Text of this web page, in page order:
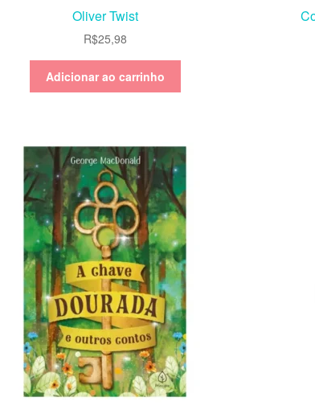
Oliver Twist
R$25,98
Adicionar ao carrinho